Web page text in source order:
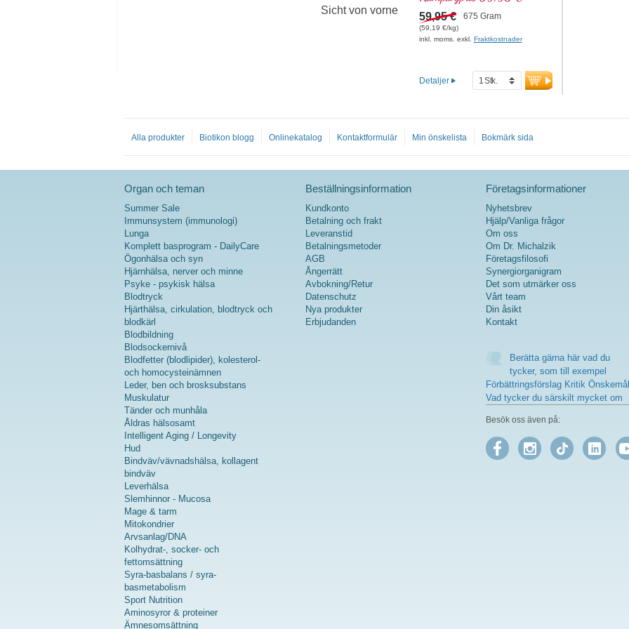
träningsprodukt! Innehåller
hela spektrumet av
essentiella aminosyror (EAA)
kreatin för bättre
muskelprestation och acetyl-
konstgjorda sötningsmedel – i
biotillgänglighet av
näringsämnena. Utvecklad av
läkare, producerad i Tyskland
– högsta kvalitet för din
Mer information om
Workout Carb Control
59,95 € 675 Gram
(59,19 €/kg)
inkl. moms. exkl. Fraktkostnader
Detaljer
Alla produkter Biotikon blogg Onlinekatalog Kontaktformulär Min önskelista Bokmärk sida
Organ och teman
Summer Sale
Immunsystem (immunologi)
Lunga
Komplett basprogram - DailyCare
Ögonhälsa och syn
Hjärnhälsa, nerver och minne
Psyke - psykisk hälsa
Blodtryck
Hjärthälsa, cirkulation, blodtryck och
blodkärl
Blodbildning
Blodsockernivå
Blodfetter (blodlipider), kolesterol-
och homocysteinämnen
Leder, ben och brosksubstans
Muskulatur
Tänder och munhåla
Åldras hälsosamt
Intelligent Aging / Longevity
Hud
Bindväv/vävnadshälsa, kollagent
bindväv
Leverhälsa
Slemhinnor - Mucosa
Mage & tarm
Mitokondrier
Arvsanlag/DNA
Kolhydrat-, socker- och
fettomsättning
Syra-basbalans / syra-
basmetabolism
Sport Nutrition
Aminosyror & proteiner
Ämnesomsättning
Beställningsinformation
Kundkonto
Betalning och frakt
Leveranstid
Betalningsmetoder
AGB
Ångerrätt
Avbokning/Retur
Datenschutz
Nya produkter
Erbjudanden
Företagsinformationer
Nyhetsbrev
Hjälp/Vanliga frågor
Om oss
Om Dr. Michalzik
Företagsfilosofi
Synergiorganigram
Det som utmärker oss
Vårt team
Din åsikt
Kontakt
Berätta gärna här vad du
tycker, som till exempel
Förbättringsförslag Kritik Önskemål
Vad tycker du särskilt mycket om
Besök oss även på: